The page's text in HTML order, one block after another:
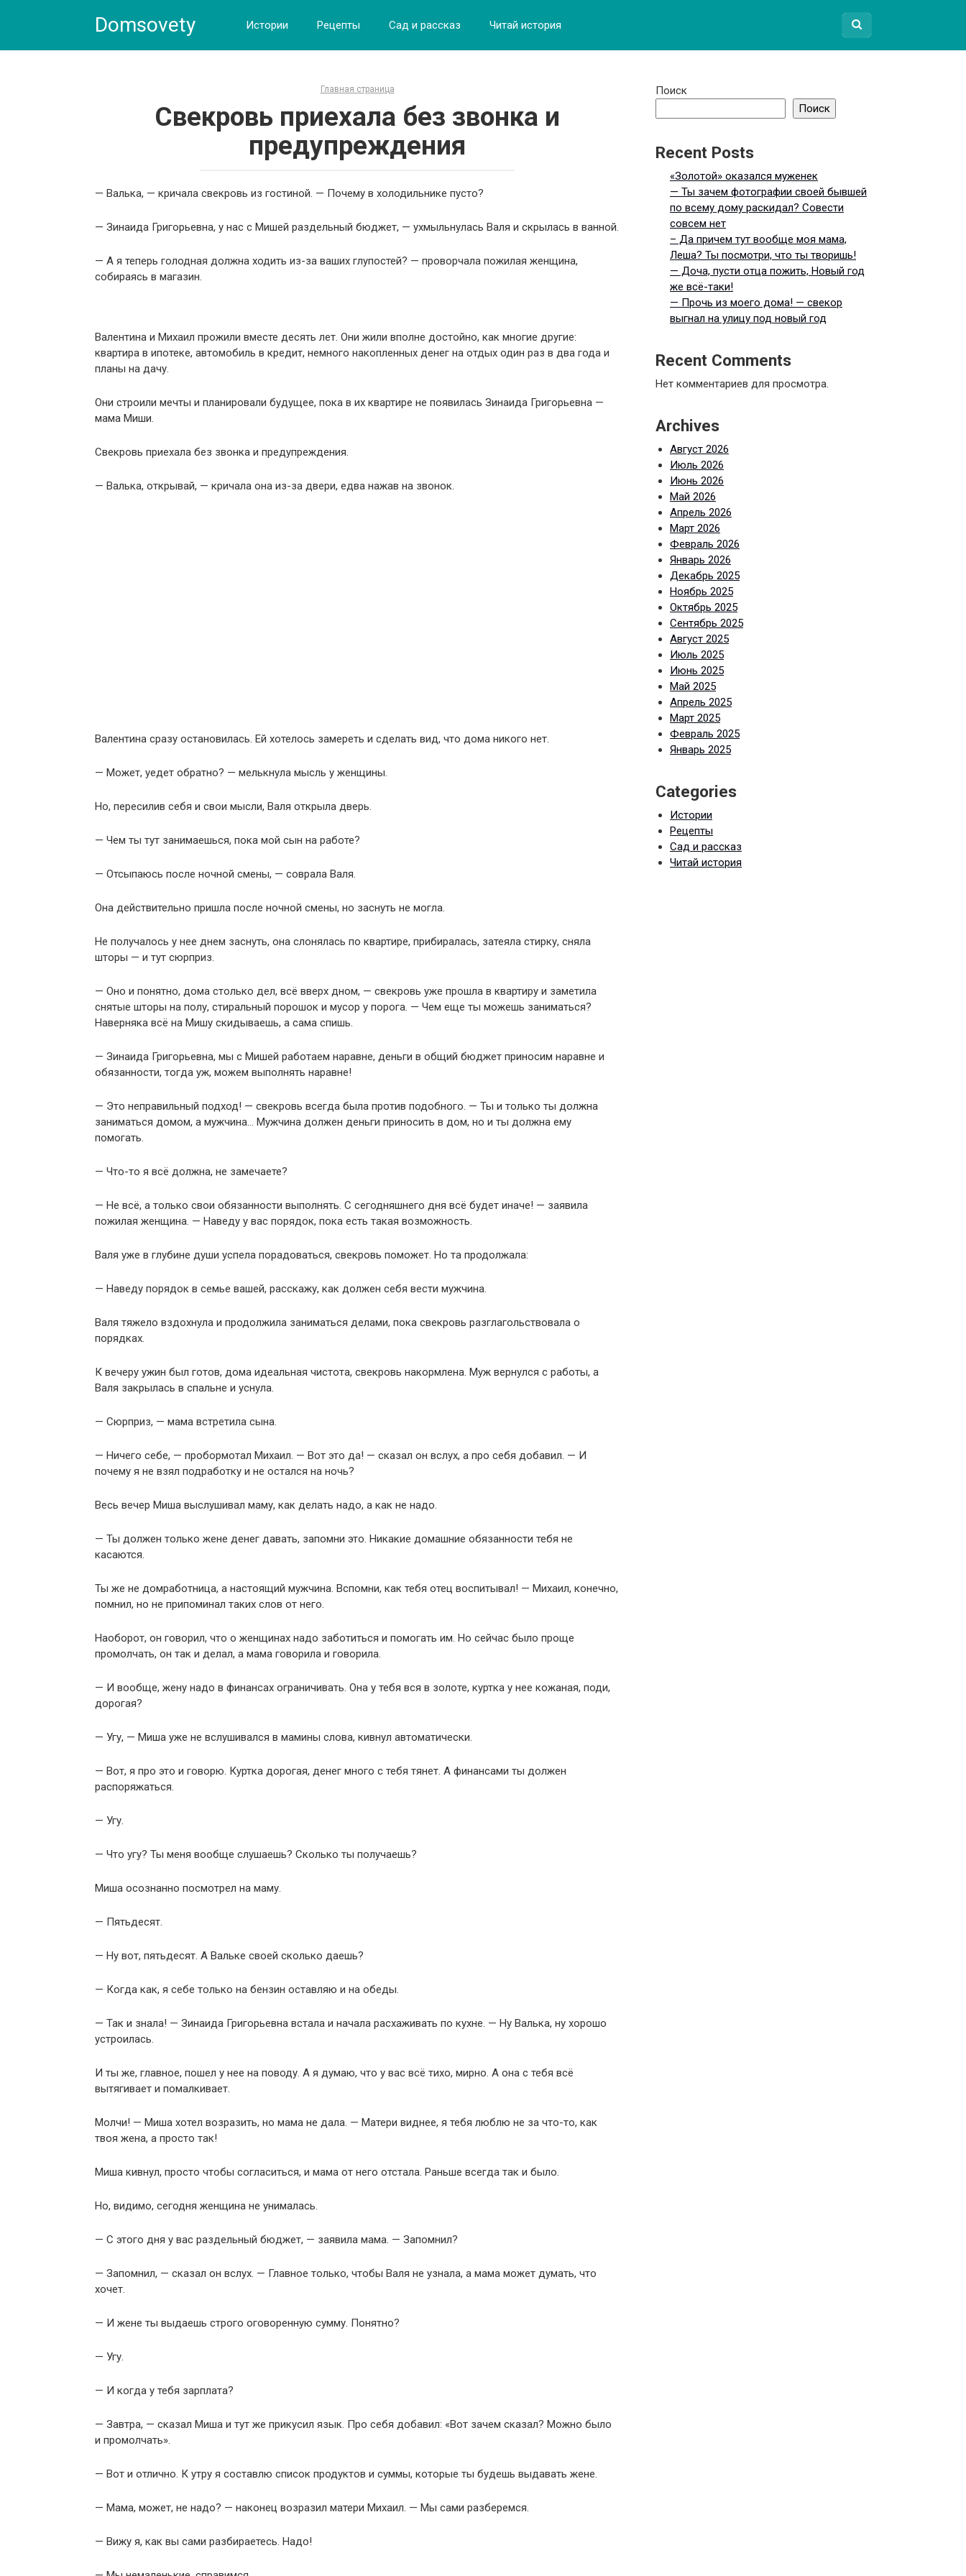
Domsovety Истории Рецепты Сад и рассказ Читай история
Главная страница
Свекровь приехала без звонка и
предупреждения
— Валька, — кричала свекровь из гостиной. — Почему в холодильнике пусто?
— Зинаида Григорьевна, у нас с Мишей раздельный бюджет, — ухмыльнулась Валя и скрылась в ванной.
— А я теперь голодная должна ходить из-за ваших глупостей? — проворчала пожилая женщина,
собираясь в магазин.
Валентина и Михаил прожили вместе десять лет. Они жили вполне достойно, как многие другие:
квартира в ипотеке, автомобиль в кредит, немного накопленных денег на отдых один раз в два года и
планы на дачу.
Они строили мечты и планировали будущее, пока в их квартире не появилась Зинаида Григорьевна —
мама Миши.
Свекровь приехала без звонка и предупреждения.
— Валька, открывай, — кричала она из-за двери, едва нажав на звонок.
Валентина сразу остановилась. Ей хотелось замереть и сделать вид, что дома никого нет.
— Может, уедет обратно? — мелькнула мысль у женщины.
Но, пересилив себя и свои мысли, Валя открыла дверь.
— Чем ты тут занимаешься, пока мой сын на работе?
— Отсыпаюсь после ночной смены, — соврала Валя.
Она действительно пришла после ночной смены, но заснуть не могла.
Не получалось у нее днем заснуть, она слонялась по квартире, прибиралась, затеяла стирку, сняла
шторы — и тут сюрприз.
— Оно и понятно, дома столько дел, всё вверх дном, — свекровь уже прошла в квартиру и заметила
снятые шторы на полу, стиральный порошок и мусор у порога. — Чем еще ты можешь заниматься?
Наверняка всё на Мишу скидываешь, а сама спишь.
— Зинаида Григорьевна, мы с Мишей работаем наравне, деньги в общий бюджет приносим наравне и
обязанности, тогда уж, можем выполнять наравне!
— Это неправильный подход! — свекровь всегда была против подобного. — Ты и только ты должна
заниматься домом, а мужчина… Мужчина должен деньги приносить в дом, но и ты должна ему
помогать.
— Что-то я всё должна, не замечаете?
— Не всё, а только свои обязанности выполнять. С сегодняшнего дня всё будет иначе! — заявила
пожилая женщина. — Наведу у вас порядок, пока есть такая возможность.
Валя уже в глубине души успела порадоваться, свекровь поможет. Но та продолжала:
— Наведу порядок в семье вашей, расскажу, как должен себя вести мужчина.
Валя тяжело вздохнула и продолжила заниматься делами, пока свекровь разглагольствовала о
порядках.
К вечеру ужин был готов, дома идеальная чистота, свекровь накормлена. Муж вернулся с работы, а
Валя закрылась в спальне и уснула.
— Сюрприз, — мама встретила сына.
— Ничего себе, — пробормотал Михаил. — Вот это да! — сказал он вслух, а про себя добавил. — И
почему я не взял подработку и не остался на ночь?
Весь вечер Миша выслушивал маму, как делать надо, а как не надо.
— Ты должен только жене денег давать, запомни это. Никакие домашние обязанности тебя не
касаются.
Ты же не домработница, а настоящий мужчина. Вспомни, как тебя отец воспитывал! — Михаил, конечно,
помнил, но не припоминал таких слов от него.
Наоборот, он говорил, что о женщинах надо заботиться и помогать им. Но сейчас было проще
промолчать, он так и делал, а мама говорила и говорила.
— И вообще, жену надо в финансах ограничивать. Она у тебя вся в золоте, куртка у нее кожаная, поди,
дорогая?
— Угу, — Миша уже не вслушивался в мамины слова, кивнул автоматически.
— Вот, я про это и говорю. Куртка дорогая, денег много с тебя тянет. А финансами ты должен
распоряжаться.
— Угу.
— Что угу? Ты меня вообще слушаешь? Сколько ты получаешь?
Миша осознанно посмотрел на маму.
— Пятьдесят.
— Ну вот, пятьдесят. А Вальке своей сколько даешь?
— Когда как, я себе только на бензин оставляю и на обеды.
— Так и знала! — Зинаида Григорьевна встала и начала расхаживать по кухне. — Ну Валька, ну хорошо
устроилась.
И ты же, главное, пошел у нее на поводу. А я думаю, что у вас всё тихо, мирно. А она с тебя всё
вытягивает и помалкивает.
Молчи! — Миша хотел возразить, но мама не дала. — Матери виднее, я тебя люблю не за что-то, как
твоя жена, а просто так!
Миша кивнул, просто чтобы согласиться, и мама от него отстала. Раньше всегда так и было.
Но, видимо, сегодня женщина не унималась.
— С этого дня у вас раздельный бюджет, — заявила мама. — Запомнил?
— Запомнил, — сказал он вслух. — Главное только, чтобы Валя не узнала, а мама может думать, что
хочет.
— И жене ты выдаешь строго оговоренную сумму. Понятно?
— Угу.
— И когда у тебя зарплата?
— Завтра, — сказал Миша и тут же прикусил язык. Про себя добавил: «Вот зачем сказал? Можно было
и промолчать».
— Вот и отлично. К утру я составлю список продуктов и суммы, которые ты будешь выдавать жене.
— Мама, может, не надо? — наконец возразил матери Михаил. — Мы сами разберемся.
— Вижу я, как вы сами разбираетесь. Надо!
Поиск
Поиск
Recent Posts
«Золотой» оказался муженек
— Ты зачем фотографии своей бывшей
по всему дому раскидал? Совести
совсем нет
– Да причем тут вообще моя мама,
Леша? Ты посмотри, что ты творишь!
— Доча, пусти отца пожить, Новый год
же всё-таки!
— Прочь из моего дома! — свекор
выгнал на улицу под новый год
Recent Comments
Нет комментариев для просмотра.
Archives
Август 2026
Июль 2026
Июнь 2026
Май 2026
Апрель 2026
Март 2026
Февраль 2026
Январь 2026
Декабрь 2025
Ноябрь 2025
Октябрь 2025
Сентябрь 2025
Август 2025
Июль 2025
Июнь 2025
Май 2025
Апрель 2025
Март 2025
Февраль 2025
Январь 2025
Categories
Истории
Рецепты
Сад и рассказ
Читай история